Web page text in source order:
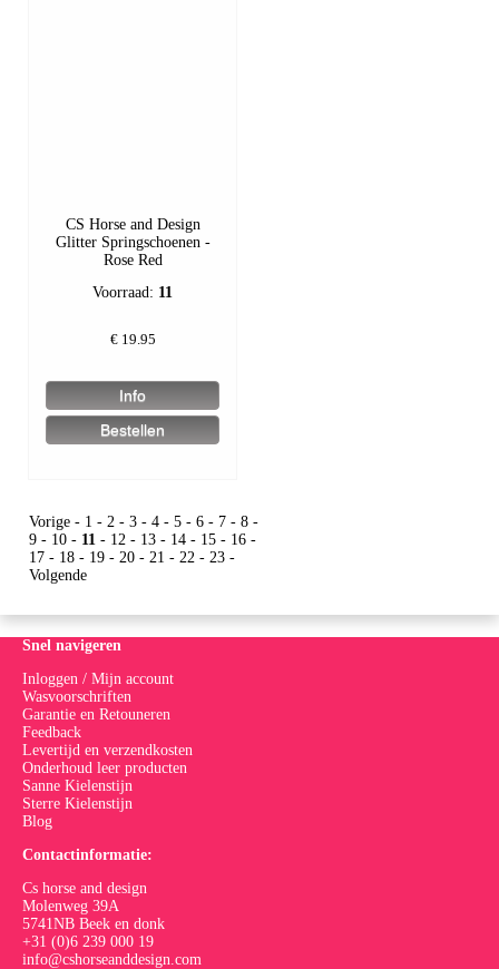
CS Horse and Design
Glitter Springschoenen -
Rose Red
Voorraad: 11
€ 19.95
Vorige - 1 - 2 - 3 - 4 - 5 - 6 - 7 - 8 -
9 - 10 - 11 - 12 - 13 - 14 - 15 - 16 -
17 - 18 - 19 - 20 - 21 - 22 - 23 -
Volgende
Snel navigeren
Inloggen / Mijn account
Wasvoorschriften
Garantie en Retouneren
Feedback
Levertijd en verzendkosten
Onderhoud leer producten
Sanne Kielenstijn
Sterre Kielenstijn
Blog
Contactinformatie:
Cs horse and design
Molenweg 39A
5741NB Beek en donk
+31 (0)6 239 000 19
info@cshorseanddesign.com